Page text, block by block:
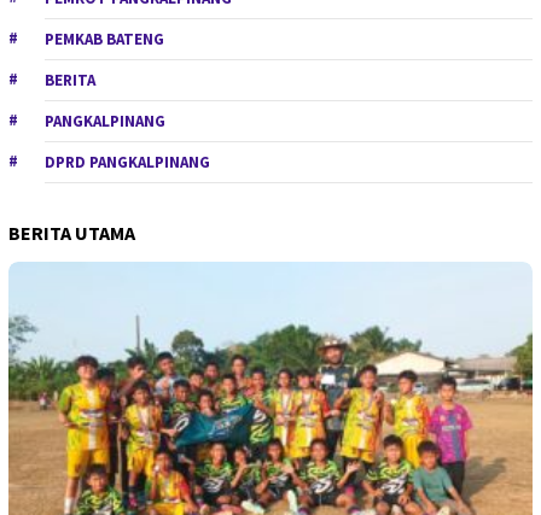
PEMKAB BATENG
BERITA
PANGKALPINANG
DPRD PANGKALPINANG
BERITA UTAMA